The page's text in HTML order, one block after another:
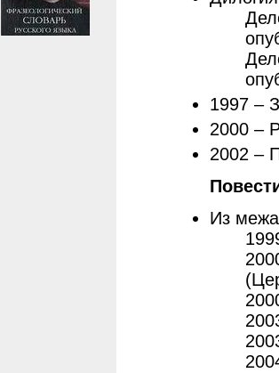
1997 –
2000 –
2002 –
Из